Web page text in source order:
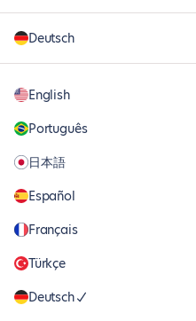
Deutsch
English
Português
日本語
Español
Français
Türkçe
Deutsch